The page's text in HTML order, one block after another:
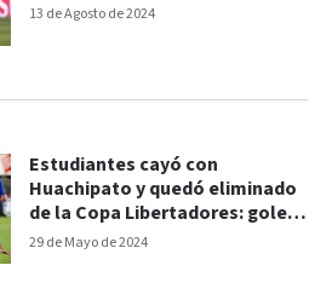
13 de Agosto de 2024
29 de Mayo de 2024
Estudiantes cayó con
Huachipato y quedó eliminado
de la Copa Libertadores: goles
del 4-3